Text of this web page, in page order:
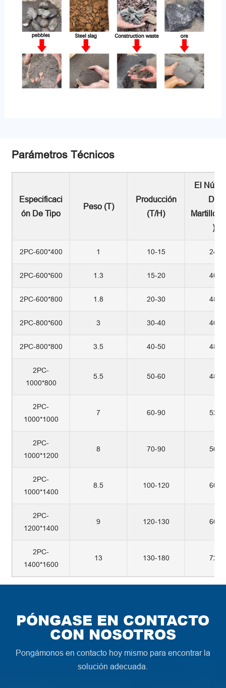
Parámetros Técnicos
Especificaci
Ón De Tipo
Peso (T)
Producción
(t/h)
El
De
)
2PC-600*400 1 10-15 24
2PC-600*600 1.3 15-20 40
2PC-600*800 1.8 20-30 48
2PC-800*600 3 30-40 40
2PC-800*800 3.5 40-50 48
2PC-
1000*800
5.5 50-60 48
2PC-
1000*1000
7 60-90 52
2PC-
1000*1200
8 70-90 56
2PC-
1000*1400
8.5 100-120 60
2PC-
1200*1400
9 120-130 60
2PC-
1400*1600
13 130-180 72
PÓNGASE EN CONTACTO
CON NOSOTROS
Pongámonos en contacto hoy mismo para encontrar la
solución adecuada.